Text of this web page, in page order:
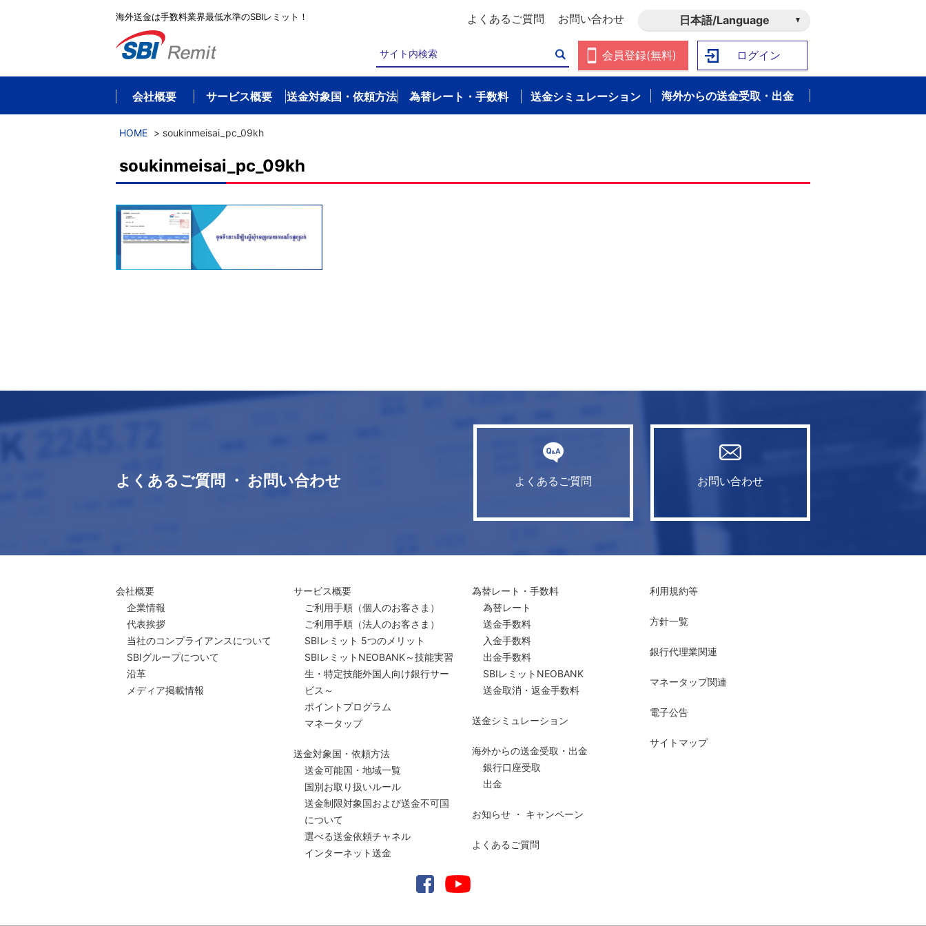
海外送金は手数料業界最低水準のSBIレミット！ よくあるご質問 お問い合わせ 日本語/Language
会員登録(無料) ログイン
会社概要 サービス概要 送金対象国・依頼方法 為替レート・手数料 送金シミュレーション 海外からの送金受取・出金
HOME > soukinmeisai_pc_09kh
soukinmeisai_pc_09kh
よくあるご質問 ・ お問い合わせ よくあるご質問 お問い合わせ
会社概要
企業情報
代表挨拶
当社のコンプライアンスについて
SBIグループについて
沿革
メディア掲載情報
サービス概要
ご利用手順 （個人のお客さま）
ご利用手順 （法人のお客さま）
SBIレミット 5つのメリット
SBIレミットNEOBANK～技能実習
生・特定技能外国人向け銀行サー
ビス～
ポイントプログラム
マネータップ
送金対象国・依頼方法
送金可能国・地域一覧
国別お取り扱いルール
送金制限対象国および送金不可国
について
選べる送金依頼チャネル
インターネット送金
為替レート・手数料
為替レート
送金手数料
入金手数料
出金手数料
SBIレミットNEOBANK
送金取消・返金手数料
送金シミュレーション
海外からの送金受取・出金
銀行口座受取
出金
お知らせ ・ キャンペーン
よくあるご質問
利用規約等
方針一覧
銀行代理業関連
マネータップ関連
電子公告
サイトマップ